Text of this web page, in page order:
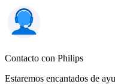
Contacto con Philips
Estaremos encantados de